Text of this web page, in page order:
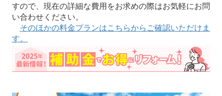
すので、現在の詳細な費用をお求めの際はお気軽にお問
い合わせください。
そのほかの料金プランはこちらからご確認いただけま
す。